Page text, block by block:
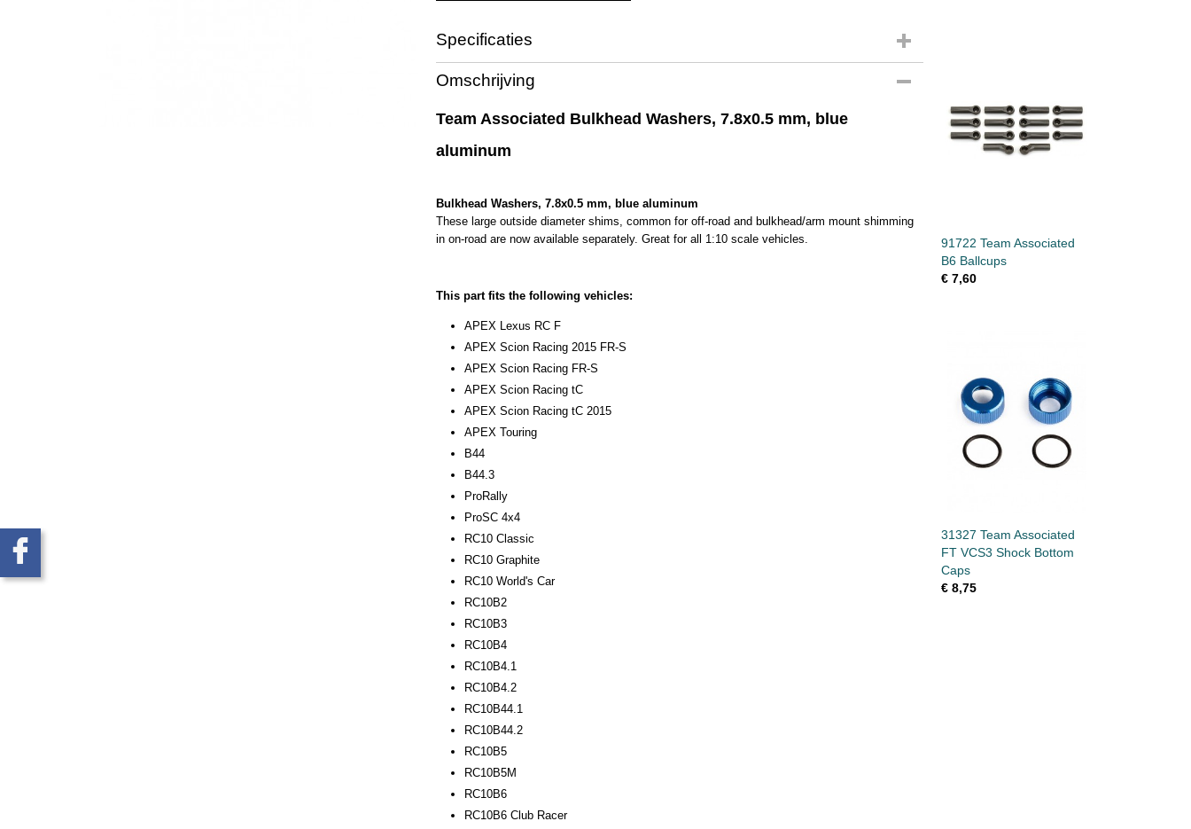
Specificaties
Productcode
EAN code
Bruto gewicht
0,10 Kg
Omschrijving
Team Associated Bulkhead Washers, 7.8x0.5 mm, blue
aluminum
Bulkhead Washers, 7.8x0.5 mm, blue aluminum
These large outside diameter shims, common for off-road and bulkhead/arm mount shimming
in on-road are now available separately. Great for all 1:10 scale vehicles.
This part fits the following vehicles:
APEX Lexus RC F
APEX Scion Racing 2015 FR-S
APEX Scion Racing FR-S
APEX Scion Racing tC
APEX Scion Racing tC 2015
APEX Touring
B44
B44.3
ProRally
ProSC 4x4
RC10 Classic
RC10 Graphite
RC10 World's Car
RC10B2
RC10B3
RC10B4
RC10B4.1
RC10B4.2
RC10B44.1
RC10B44.2
RC10B5
RC10B5M
RC10B6
RC10B6 Club Racer
91722 Team Associated
B6 Ballcups
€ 7,60
31327 Team Associated
FT VCS3 Shock Bottom
Caps
€ 8,75